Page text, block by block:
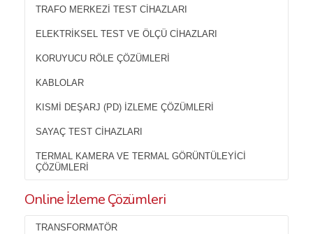
TRAFO MERKEZI TEST CIHAZLARI
ELEKTRIKSEL TEST VE ÖLÇÜ CIHAZLARI
KORUYUCU RÖLE ÇÖZÜMLERI
KABLOLAR
KISMI DEŞARJ (PD) İZLEME ÇÖZÜMLERI
SAYAÇ TEST CIHAZLARI
TERMAL KAMERA VE TERMAL GÖRÜNTÜLEYICI
ÇÖZÜMLERI
Online İzleme Çözümleri
TRANSFORMATÖR